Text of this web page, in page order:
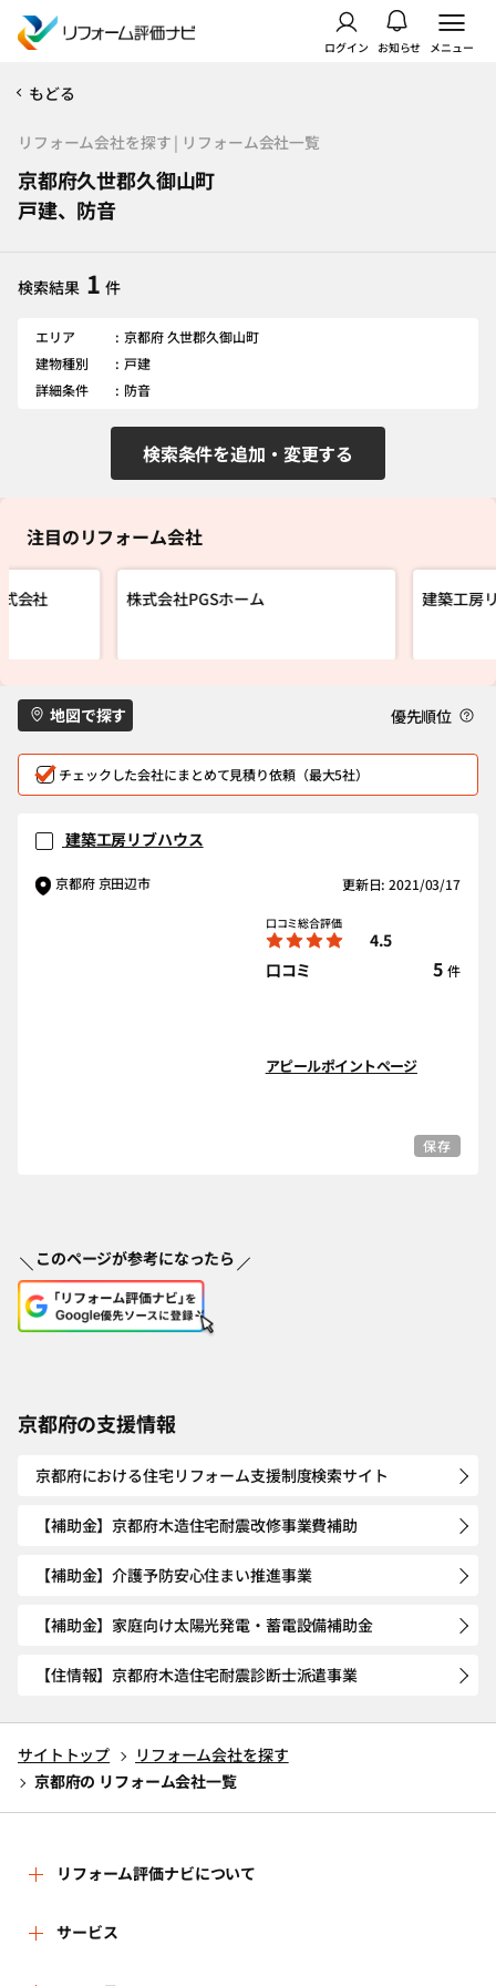
ログイン お知らせ メニュー
もどる
リフォーム会社を探す | リフォーム会社一覧
京都府久世郡久御山町
戸建、防音
検索結果 1 件
エリア
京都府 久世郡久御山町
建物種別
戸建
詳細条件
防音
検索条件を追加・変更する
注目のリフォーム会社
会社 株式会社PGSホーム 建築工房
地図で探す 優先順位
チェックした会社にまとめて見積り依頼（最大5社）
建築工房リブハウス
京都府 京田辺市 更新日: 2021/03/17
口コミ総合評価
4.5
口コミ
5 件
アピールポイントページ
保存
このページが参考になったら
京都府の支援情報
京都府における住宅リフォーム支援制度検索サイト
【補助金】京都府木造住宅耐震改修事業費補助
【補助金】介護予防安心住まい推進事業
【補助金】家庭向け太陽光発電・蓄電設備補助金
【住情報】京都府木造住宅耐震診断士派遣事業
サイトトップ
リフォーム会社を探す
京都府の リフォーム会社一覧
リフォーム評価ナビについて
リフォーム評価ナビとは
サービス